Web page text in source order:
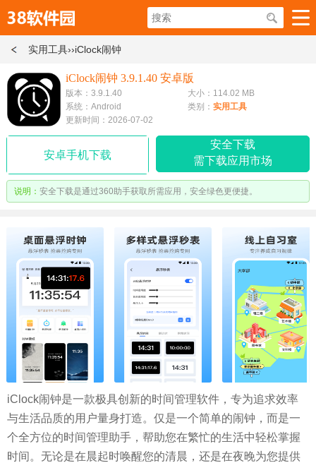
实用工具››iClock闹钟
iClock闹钟 3.9.1.40 安卓版
版本：3.9.1.40
大小：114.02 MB
系统：Android
类别： 实用工具
更新时间：2026-07-02
安卓手机下载
安全下载
需下载应用市场
说明： 安全下载是通过360助手获取所需应用，安全绿色更便捷。
iClock闹钟是一款极具创新的时间管理软件，专为追求效率
与生活品质的用户量身打造。仅是一个简单的闹钟，而是一
个全方位的时间管理助手，帮助您在繁忙的生活中轻松掌握
时间。无论是在晨起时唤醒您的清晨，还是在夜晚为您提供